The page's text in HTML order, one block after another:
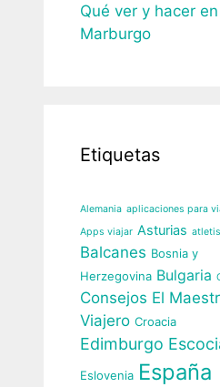
Qué ver y hacer en
Marburgo
Etiquetas
Alemania aplicaciones para
Apps viajar Asturias
Balcanes Bosnia y
Herzegovina Bulgaria
Consejos El
Viajero Croacia
Edimburgo
Eslovenia España